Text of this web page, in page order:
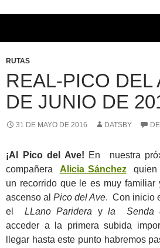
CONTENIDO
RUTAS
REAL-PICO DEL
DE JUNIO DE
31 DE MAYO DE 2016 DATSBY
¡Al Pico del Ave! En nuestra
compañera Alicia Sánchez
quien
un recorrido que le es muy familiar
ascenso al Pico del Ave. Con inicio
el LLano Paridera yla Senda
acceder a la primera subida
llegar hasta este punto habremos